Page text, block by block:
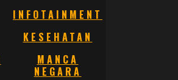
INFOTAINMENT
KESEHATAN
MANCA
NEGARA